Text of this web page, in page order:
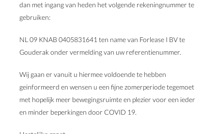
dan met ingang van heden het volgende rekeningnummer te
gebruiken:
NL 09 KNAB 0405831641 ten name van Forlease I BV te
Gouderak onder vermelding van uw referentienummer.
Wij gaan er vanuit u hiermee voldoende te hebben
geinformeerd en wensen u een fijne zomerperiode tegemoet
met hopelijk meer bewegingsruimte en plezier voor een ieder
en minder beperkingen door COVID 19.